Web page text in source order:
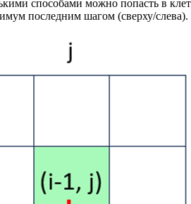
способами можно попасть в
последним шагом (сверху/слева).